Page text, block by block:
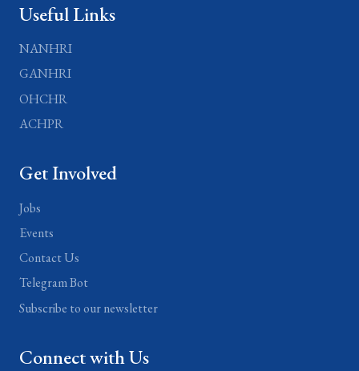
Useful Links
NANHRI
GANHRI
OHCHR
ACHPR
Get Involved
Jobs
Events
Contact Us
Telegram Bot
Subscribe to our newsletter
Connect with Us